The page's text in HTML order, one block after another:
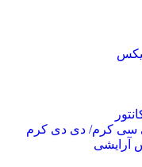
سی کرم/ دی دی کرم
آرایشی